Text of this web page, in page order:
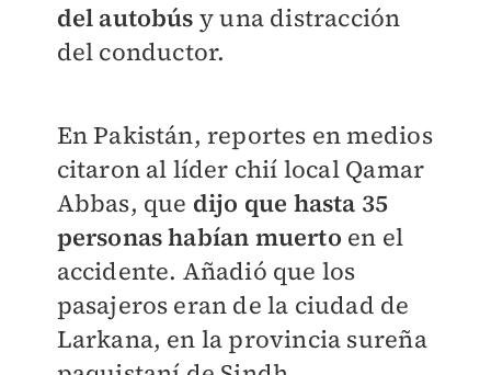
del autobús y una distracción
del conductor.
En Pakistán, reportes en medios
citaron al líder chií local Qamar
Abbas, que dijo que hasta 35
personas habían muerto en el
accidente. Añadió que los
pasajeros eran de la ciudad de
Larkana, en la provincia sureña